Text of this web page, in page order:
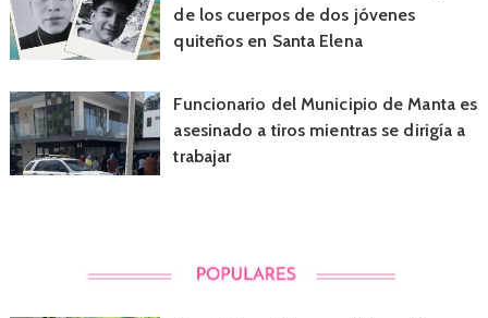
de los cuerpos de dos jóvenes
quiteños en Santa Elena
Funcionario del Municipio de Manta es
asesinado a tiros mientras se dirigía a
trabajar